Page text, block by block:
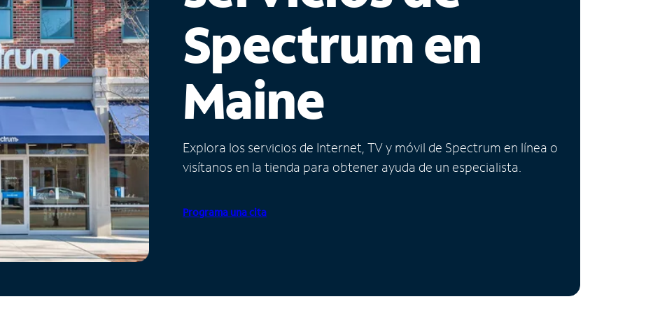
Spectrum en
Maine
Explora los servicios de Internet, TV y móvil de Spectrum en línea o
visítanos en la tienda para obtener ayuda de un especialista.
Programa una cita